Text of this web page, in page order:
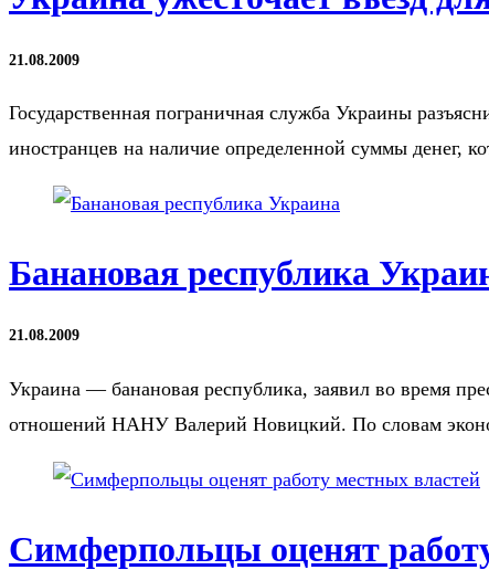
21.08.2009
Государственная пограничная служба Украины
иностранцев на наличие определенной суммы денег,
Банановая республика
21.08.2009
Украина — банановая республика, заявил во время
отношений НАНУ Валерий Новицкий. По словам
Симферпольцы оценят